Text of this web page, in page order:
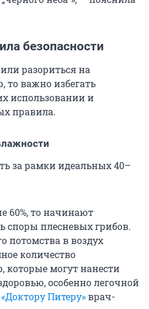
безопасности
разориться на
то важно избегать
использовании и
правила.
за рамки идеальных 40–
60%, то начинают
споры плесневых грибов.
потомства в воздух
количество
которые могут нанести
особенно легочной
«Доктору Питеру»врач-